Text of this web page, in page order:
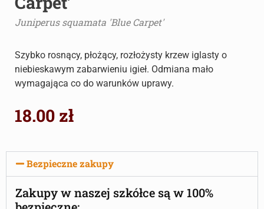
Juniperus squamata 'Blue Carpet'
Szybko rosnący, płożący, rozłożysty krzew iglasty o
niebieskawym zabarwieniu igieł. Odmiana mało
wymagająca co do warunków uprawy.
18.00 zł
Bezpieczne zakupy
Zakupy w naszej szkółce są w 100%